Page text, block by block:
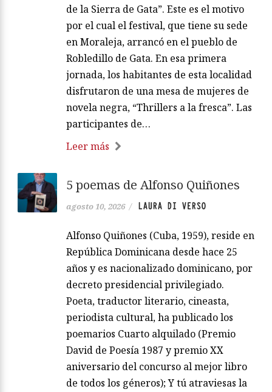
de la Sierra de Gata”. Este es el motivo
por el cual el festival, que tiene su sede
en Moraleja, arrancó en el pueblo de
Robledillo de Gata. En esa primera
jornada, los habitantes de esta localidad
disfrutaron de una mesa de mujeres de
novela negra, “Thrillers a la fresca”. Las
participantes de…
Leer más
5 poemas de Alfonso Quiñones
agosto 10, 2026 / LAURA DI VERSO
Alfonso Quiñones (Cuba, 1959), reside en
República Dominicana desde hace 25
años y es nacionalizado dominicano, por
decreto presidencial privilegiado.
Poeta, traductor literario, cineasta,
periodista cultural, ha publicado los
poemarios Cuarto alquilado (Premio
David de Poesía 1987 y premio XX
aniversario del concurso al mejor libro
de todos los géneros); Y tú atraviesas la